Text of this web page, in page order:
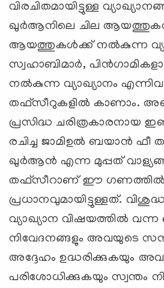
വിരചിതമായിട്ടുള്ള
ഖുര്‍ആനിലെ ചില
ആയത്തുകള്‍ക്ക്‌ നല്‍കുന്ന
സ്വഹാബിമാര്‍,
നല്‍കുന്ന വ്യാഖ്യാനം
തഫ്‌സീറുകളില്‍ കാണാം.
പ്രസിദ്ധ ചരിത്രകാരനായ
രചിച്ച ജാമിഉല്‍ ബയാന്‍ ഫീ
ഖുര്‍ആന്‍ എന്ന മുപ്പത്‌
തഫ്‌സീറാണ്‌ ഈ ഗണത്തില്‍
പ്രധാനവുമായിട്ടുള്ളത്‌.
വ്യാഖ്യാന വിഷയത്തില്‍
നിവേദനങ്ങളും അവയുടെ
അദ്ദേഹം ഉദ്ധരിക്കുകയും
പരിശോധിക്കുകയും സ്വന്തം